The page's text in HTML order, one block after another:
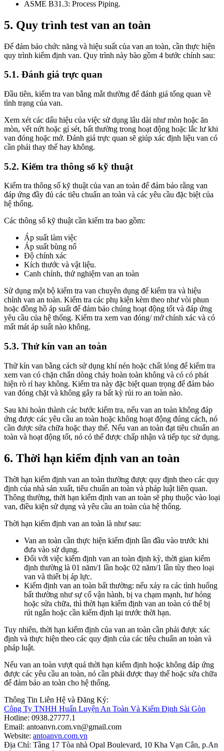
ASME B31.3: Process Piping.
5. Quy trình test van an toàn
Để đảm bảo chức năng và hiệu suất của van an toàn, cần thực hiện
quy trình kiểm định van. Quy trình này bào gồm 4 bước chính sau:
5.1. Đánh giá trực quan
Đầu tiên, kiểm tra van bằng mắt thường để đánh giá tổng quan về
tình trạng của van.
Xem xét các dấu hiệu của việc sử dụng lâu dài như mòn hoặc ăn
mòn, vết nứt hoặc gỉ sét, bất thường trong hoạt động hoặc lắc lư khi
van đóng hoặc mở. Đánh giá trực quan sẽ giúp xác định liệu van có
cần phải thay thế hay không.
5.2. Kiểm tra thông số kỹ thuật
Kiểm tra thông số kỹ thuật của van an toàn để đảm bảo rằng van
đáp ứng đầy đủ các tiêu chuẩn an toàn và các yêu cầu đặc biệt của
hệ thống.
Các thông số kỹ thuật cần kiểm tra bao gồm:
Áp suất làm việc
Áp suất bùng nổ
Độ chính xác
Kích thước và vật liệu.
Canh chỉnh, thử nghiệm van an toàn
Sử dụng một bộ kiểm tra van chuyên dụng để kiểm tra và hiệu
chỉnh van an toàn. Kiểm tra các phụ kiện kèm theo như vòi phun
hoặc đồng hồ áp suất để đảm bảo chúng hoạt động tốt và đáp ứng
yêu cầu của hệ thống. Kiểm tra xem van đóng/ mở chính xác và có
mất mát áp suất nào không.
5.3. Thử kín van an toàn
Thử kín van bằng cách sử dụng khí nén hoặc chất lỏng để kiểm tra
xem van có chặn chắn dòng chảy hoàn toàn không và có có phát
hiện rò rỉ hay không. Kiểm tra này đặc biệt quan trọng để đảm bảo
van đóng chặt và không gây ra bất kỳ rủi ro an toàn nào.
Sau khi hoàn thành các bước kiểm tra, nếu van an toàn không đáp
ứng được các yêu cầu an toàn hoặc không hoạt động đúng cách, nó
cần được sửa chữa hoặc thay thế. Nếu van an toàn đạt tiêu chuẩn an
toàn và hoạt động tốt, nó có thể được chấp nhận và tiếp tục sử dụng.
6. Thời hạn kiểm định van an toàn
Thời hạn kiểm định van an toàn thường được quy định theo các quy
định của nhà sản xuất, tiêu chuẩn an toàn và pháp luật liên quan.
Thông thường, thời hạn kiểm định van an toàn sẽ phụ thuộc vào loại
van, điều kiện sử dụng và yêu cầu an toàn của hệ thống.
Thời hạn kiểm định van an toàn là như sau:
Van an toàn cần thực hiện kiểm định lần đầu vào trước khi
đưa vào sử dụng.
Đối với việc kiểm định van an toàn định kỳ, thời gian kiểm
định thường là 01 năm/1 lần hoặc 02 năm/1 lần tùy theo loại
van và thiết bị áp lực.
Kiểm định van an toàn bất thường: nếu xảy ra các tình huống
bất thường như sự cố vận hành, bị va chạm mạnh, hư hỏng
hoặc sửa chữa, thì thời hạn kiểm định van an toàn có thể bị
rút ngắn hoặc cần kiểm định lại trước thời hạn.
Tuy nhiên, thời hạn kiểm định của van an toàn cần phải được xác
định và thực hiện theo các quy định của các tiêu chuẩn an toàn và
pháp luật.
Nếu van an toàn vượt quá thời hạn kiểm định hoặc không đáp ứng
được các yêu cầu an toàn, nó cần phải được thay thế hoặc sửa chữa
để đảm bảo an toàn cho hệ thống.
Thông Tin Liên Hệ và Đăng Ký:
Công Ty TNHH Huấn Luyện An Toàn Và Kiểm Định Sài Gòn
Hotline: 0938.27777.1
Email: antoanvn.com.vn@gmail.com
Website: antoanvn.com.vn
Địa Chỉ: Tầng 17 Tòa nhà Opal Boulevard, 10 Kha Vạn Cân, p.An